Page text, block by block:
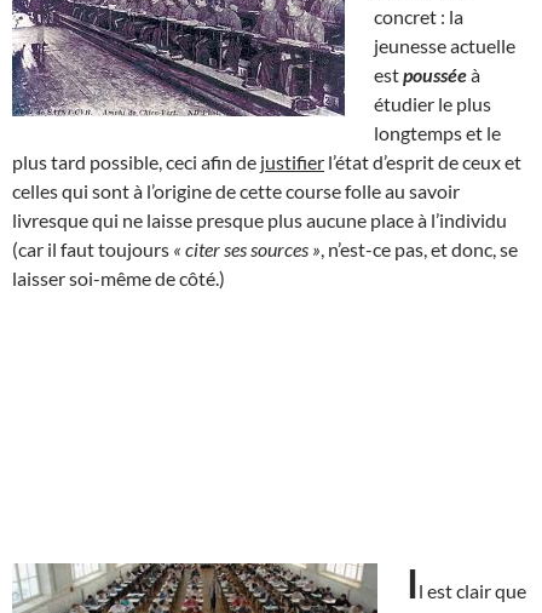
concret : la
jeunesse actuelle
estpousséeà
étudier le plus
longtemps et le
plus tard possible, ceci afin de justifier l’état d’esprit de ceux et
celles qui sont à l’origine de cette course folle au savoir
livresque qui ne laisse presque plus aucune place à l’individu
(car il faut toujours « citer ses sources » , n’est-ce pas, et donc, se
laisser soi-même de côté.)
Il est clair que